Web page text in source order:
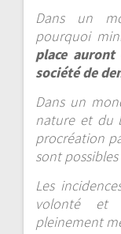
Dans un
pourquoi
place
société de
Dans un
nature et du
procréation
sont possibles
Les
volonté et
pleinement